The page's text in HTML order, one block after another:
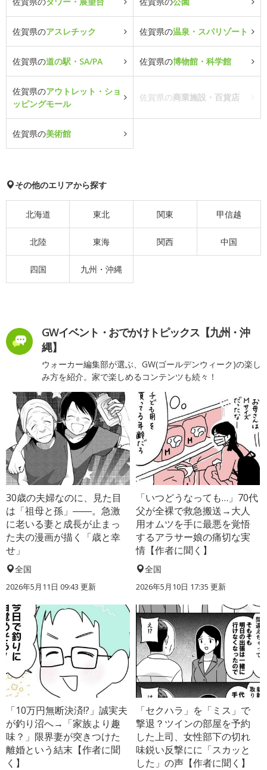
佐賀県のアスレチック 佐賀県の温泉・スパリゾート
佐賀県の道の駅・SA/PA 佐賀県の博物館・科学館
佐賀県のアウトレット・ショ
ッピングモール
佐賀県の商業施設・百貨店
佐賀県の美術館
その他のエリアから探す
北海道 東北 関東 甲信越
北陸 東海 関西 中国
四国 九州・沖縄
GWイベント・おでかけトピックス【九州・沖
縄】
ウォーカー編集部が選ぶ、GW(ゴールデンウィーク)の楽し
み方を紹介。家で楽しめるコンテンツも続々！
30歳の夫婦なのに、見た目
は「祖母と孫」――。急激
に老いる妻と成長が止まっ
た夫の漫画が描く「歳と幸
せ」
全国
2026年5月11日 09:43 更新
「いつどうなっても…」70代
父が全裸で救急搬送→大人
用オムツを手に最悪を覚悟
するアラサー娘の痛切な実
情【作者に聞く】
全国
2026年5月10日 17:35 更新
「10万円無断決済!?」誠実夫
が釣り沼へ→「家族より趣
味？」限界妻が突きつけた
離婚という結末【作者に聞
く】
「セクハラ」を「ミス」で
撃退？ツインの部屋を予約
した上司、女性部下の切れ
味鋭い反撃にに「スカッと
した」の声【作者に聞く】